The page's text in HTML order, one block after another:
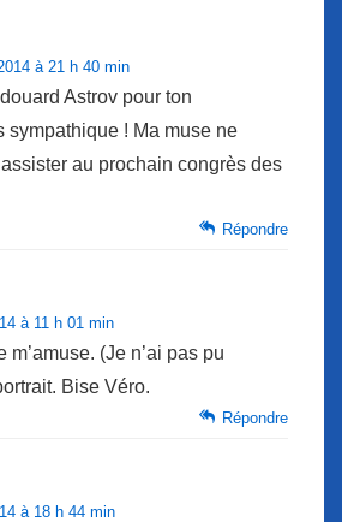
à 21 h 40 min
Astrov pour ton
sympathique ! Ma muse ne
au prochain congrès des
Répondre
à 11 h 01 min
m’amuse. (Je n’ai pas pu
Bise Véro.
Répondre
à 18 h 44 min